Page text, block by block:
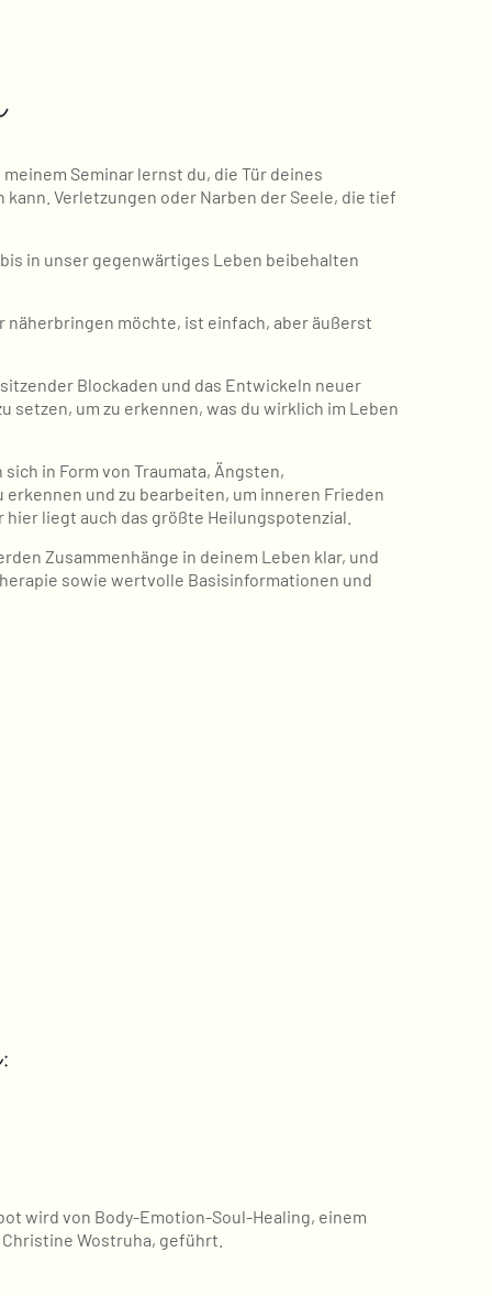
Seminar lernst du, die Tür deines
Verletzungen oder Narben der Seele, die tief
in unser gegenwärtiges Leben beibehalten
näherbringen möchte, ist einfach, aber äußerst
Blockaden und das Entwickeln neuer
um zu erkennen, was du wirklich im Leben
in Form von Traumata, Ängsten,
und zu bearbeiten, um inneren Frieden
liegt auch das größte Heilungspotenzial.
Zusammenhänge in deinem Leben klar, und
sowie wertvolle Basisinformationen und
wird von Body-Emotion-Soul-Healing, einem
Wostruha, geführt.